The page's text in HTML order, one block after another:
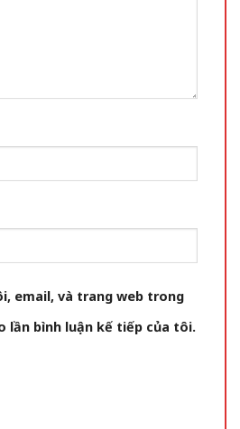
email, và trang web trong
lần bình luận kế tiếp của tôi.